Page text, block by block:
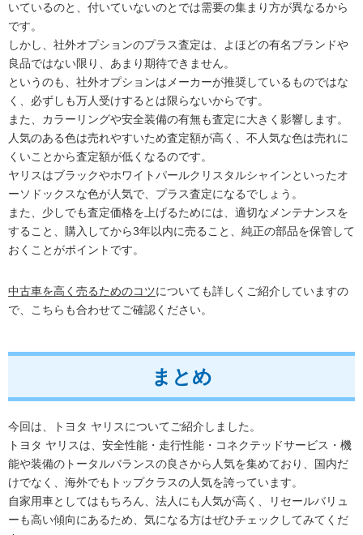
いているのと、付いていないのとでは需要の集まり方が異なるから
です。
しかし、社外オプションのプラス査定は、よほどの有名ブランドや
良品ではない限り、あまり期待できません。
というのも、社外オプションはメーカーが推奨しているものではな
く、必ずしも万人受けするとは限らないからです。
また、カラーリングや安全装備の有無も査定に大きく影響します。
人気のある色は売れやすいため査定額が高く、不人気な色は売れに
くいことから査定額が低くなるのです。
ヤリスはブラックやホワイトパールクリスタルシャインといったオ
ーソドックスな色が人気で、プラス査定になるでしょう。
また、少しでも査定価格を上げるためには、適切なメンテナンスを
すること、購入してから3年以内に売ること、純正の部品を保管して
おくことがポイントです。
中古車を高く売るためのコツについても詳しくご紹介していますの
で、こちらも合わせてご確認ください。
まとめ
今回は、トヨタ ヤリスについてご紹介しました。
トヨタ ヤリスは、安全性能・走行性能・コネクテッドサービス・機
能や装備のトータルバランスの良さから人気を集めており、国内だ
けでなく、海外でもトップクラスの人気を誇っています。
自家用車としてはもちろん、法人にも人気が高く、リセールバリュ
ーも高い傾向にあるため、気になる方はぜひチェックしてみてくだ